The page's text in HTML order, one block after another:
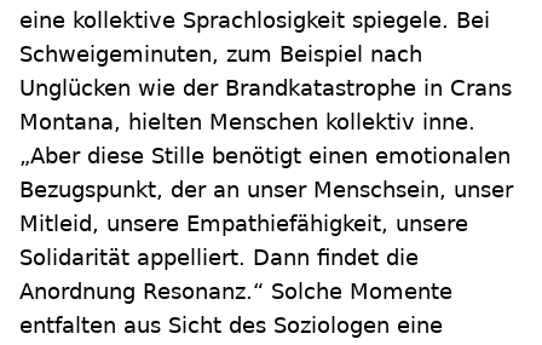
eine kollektive Sprachlosigkeit spiegele. Bei
Schweigeminuten, zum Beispiel nach
Unglücken wie der Brandkatastrophe in Crans
Montana, hielten Menschen kollektiv inne.
„Aber diese Stille benötigt einen emotionalen
Bezugspunkt, der an unser Menschsein, unser
Mitleid, unsere Empathiefähigkeit, unsere
Solidarität appelliert. Dann findet die
Anordnung Resonanz.“ Solche Momente
entfalten aus Sicht des Soziologen eine